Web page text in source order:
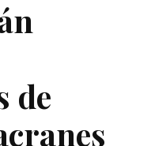
de